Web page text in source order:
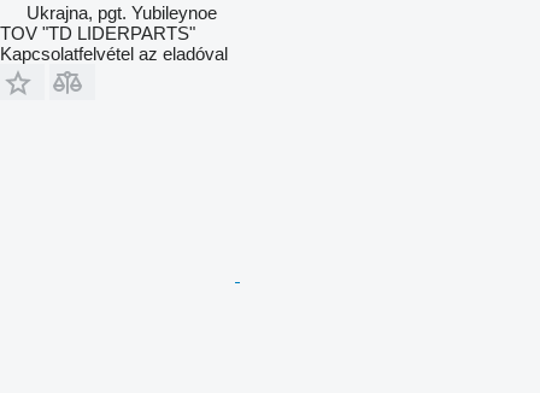
Ukrajna, pgt. Yubileynoe
TOV "TD LIDERPARTS"
Kapcsolatfelvétel az eladóval